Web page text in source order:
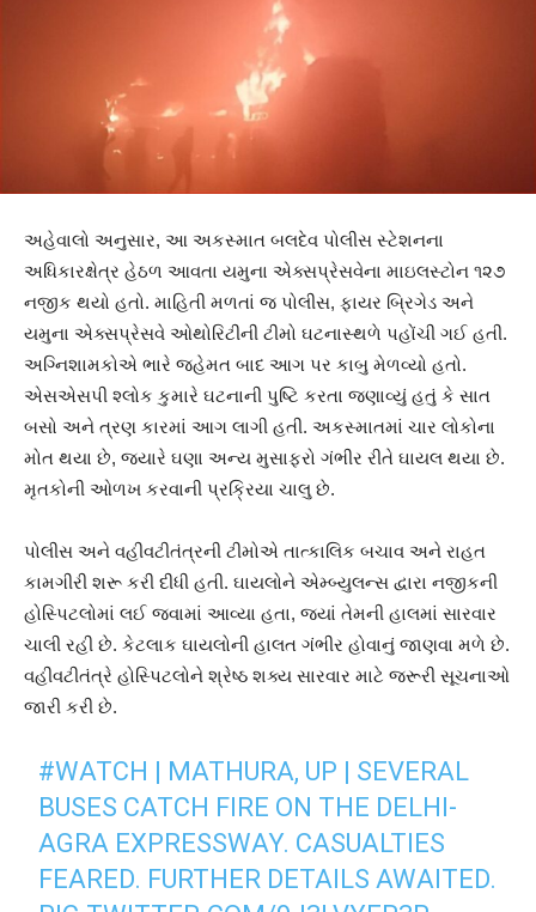
અહેવાલો અનુસાર, આ અકસ્માત બલદેવ પોલીસ સ્ટેશનના
અધિકારક્ષેત્ર હેઠળ આવતા યમુના એક્સપ્રેસવેના માઇલસ્ટોન ૧૨૭
નજીક થયો હતો. માહિતી મળતાં જ પોલીસ, ફાયર બ્રિગેડ અને
યમુના એક્સપ્રેસવે ઓથોરિટીની ટીમો ઘટનાસ્થળે પહોંચી ગઈ હતી.
અગ્નિશામકોએ ભારે જહેમત બાદ આગ પર કાબુ મેળવ્યો હતો.
એસએસપી શ્લોક કુમારે ઘટનાની પુષ્ટિ કરતા જણાવ્યું હતું કે સાત
બસો અને ત્રણ કારમાં આગ લાગી હતી. અકસ્માતમાં ચાર લોકોના
મોત થયા છે, જ્યારે ઘણા અન્ય મુસાફરો ગંભીર રીતે ઘાયલ થયા છે.
મૃતકોની ઓળખ કરવાની પ્રક્રિયા ચાલુ છે.
પોલીસ અને વહીવટીતંત્રની ટીમોએ તાત્કાલિક બચાવ અને રાહત
કામગીરી શરૂ કરી દીધી હતી. ઘાયલોને એમ્બ્યુલન્સ દ્વારા નજીકની
હોસ્પિટલોમાં લઈ જવામાં આવ્યા હતા, જ્યાં તેમની હાલમાં સારવાર
ચાલી રહી છે. કેટલાક ઘાયલોની હાલત ગંભીર હોવાનું જાણવા મળે છે.
વહીવટીતંત્રે હોસ્પિટલોને શ્રેષ્ઠ શક્ય સારવાર માટે જરૂરી સૂચનાઓ
જારી કરી છે.
#WATCH
| MATHURA, UP | SEVERAL
BUSES CATCH FIRE ON THE DELHI-
AGRA EXPRESSWAY. CASUALTIES
FEARED. FURTHER DETAILS AWAITED.